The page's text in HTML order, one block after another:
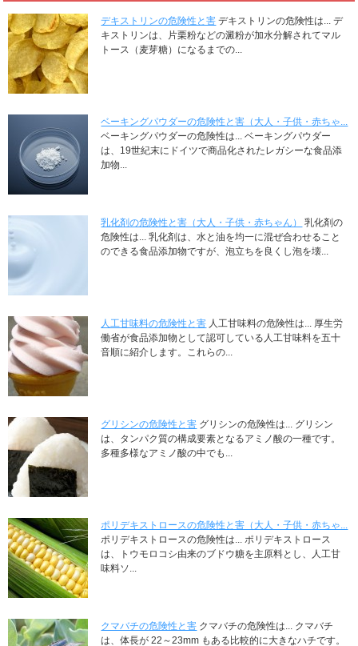
デキストリンの危険性と害 デキストリンの危険性は... デ
キストリンは、片栗粉などの澱粉が加水分解されてマル
トース（麦芽糖）になるまでの...
ベーキングパウダーの危険性と害（大人・子供・赤ちゃ...
ベーキングパウダーの危険性は... ベーキングパウダー
は、19世紀末にドイツで商品化されたレガシーな食品添
加物...
乳化剤の危険性と害（大人・子供・赤ちゃん）
乳化剤の
危険性は... 乳化剤は、水と油を均一に混ぜ合わせること
のできる食品添加物ですが、泡立ちを良くし泡を壊...
人工甘味料の危険性と害 人工甘味料の危険性は... 厚生労
働省が食品添加物として認可している人工甘味料を五十
音順に紹介します。これらの...
グリシンの危険性と害 グリシンの危険性は... グリシン
は、タンパク質の構成要素となるアミノ酸の一種です。
多種多様なアミノ酸の中でも...
ポリデキストロースの危険性と害（大人・子供・赤ちゃ...
ポリデキストロースの危険性は... ポリデキストロース
は、トウモロコシ由来のブドウ糖を主原料とし、人工甘
味料ソ...
クマバチの危険性と害 クマバチの危険性は... クマバチ
は、体長が 22～23mm もある比較的に大きなハチです。